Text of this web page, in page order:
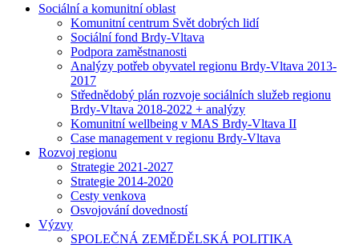
Sociální a komunitní oblast
Komunitní centrum Svět dobrých lidí
Sociální fond Brdy-Vltava
Podpora zaměstnanosti
Analýzy potřeb obyvatel regionu Brdy-Vltava 2013-
2017
Střednědobý plán rozvoje sociálních služeb regionu
Brdy-Vltava 2018-2022 + analýzy
Komunitní wellbeing v MAS Brdy-Vltava II
Case management v regionu Brdy-Vltava
Rozvoj regionu
Strategie 2021-2027
Strategie 2014-2020
Cesty venkova
Osvojování dovedností
Výzvy
SPOLEČNÁ ZEMĚDĚLSKÁ POLITIKA